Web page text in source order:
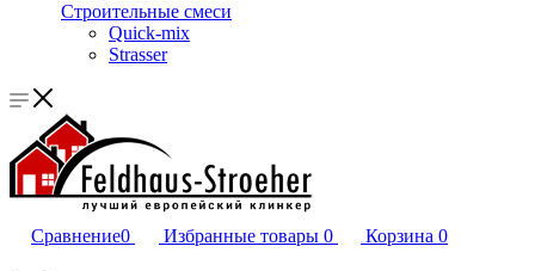
Строительные смеси
Quick-mix
Strasser
Сравнение0 Избранные товары 0 Корзина 0